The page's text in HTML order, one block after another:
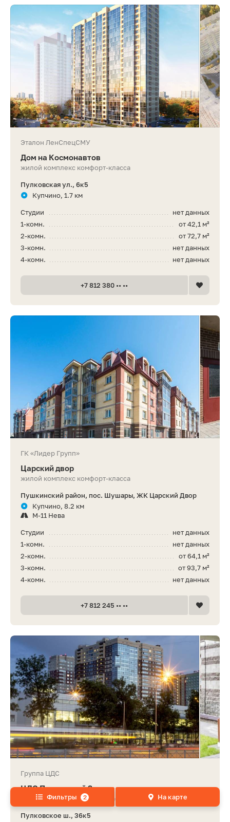
Эталон ЛенСпецСМУ
Дом на Космонавтов
жилой комплекс комфорт-класса
Пулковская ул., 6к5
Купчино, 1.7 км
нет данных
Студии
от 42,1 м²
1-комн.
от 72,7 м²
2-комн.
нет данных
3-комн.
нет данных
4-комн.
+7 812 380 •• ••
ГК «Лидер Групп»
Царский двор
жилой комплекс комфорт-класса
Пушкинский район, пос. Шушары, ЖК Царский Двор
Купчино, 8.2 км
М-11 Нева
нет данных
Студии
нет данных
1-комн.
от 64,1 м²
2-комн.
от 93,7 м²
3-комн.
нет данных
4-комн.
+7 812 245 •• ••
Группа ЦДС
ЦДС Пулковский 3
жилой комплекс эконом-класса
Пулковское ш., 36к5
Фильтры 2 На карте